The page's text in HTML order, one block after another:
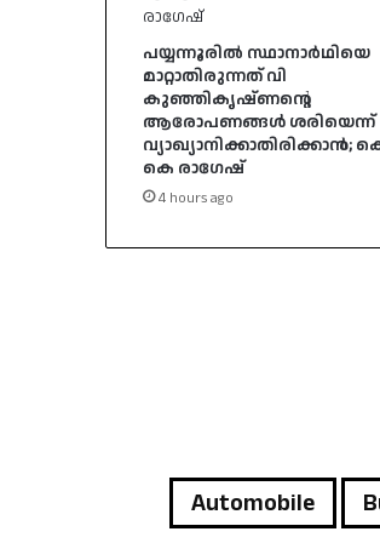
പയ്യന്നൂരിൽ സ്ഥാനാർഥിയെ
മാറ്റാതിരുന്നത് വി
കുഞ്ഞികൃഷ്ണന്റെ
ആരോപണങ്ങൾ ശരിയെന്ന്
വ്യാഖ്യാനിക്കാതിരിക്കാൻ;
കെ രാഗേഷ്
4 hours ago
Automobile